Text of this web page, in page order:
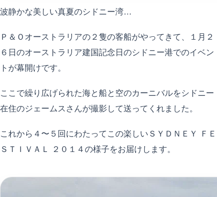
波静かな美しい真夏のシドニー湾…
Ｐ＆Ｏオーストラリアの２隻の客船がやってきて、１月２
６日のオーストラリア建国記念日のシドニー港でのイベン
トが幕開けです。
ここで繰り広げられた海と船と空のカーニバルをシドニー
在住のジェームスさんが撮影して送ってくれました。
これから４〜５回にわたってこの楽しいＳＹＤＮＥＹ ＦＥ
ＳＴＩＶＡＬ ２０１４の様子をお届けします。